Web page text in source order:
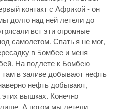
контакт с Африкой - он
долго над ней летели до
вот эти огромные
самолетом. Спать я не мог,
в Бомбее и меня
На подлете к Бомбею
там в заливе добывают нефть
нефть добывают,
этих вышках. Конечно
А потом мы летели